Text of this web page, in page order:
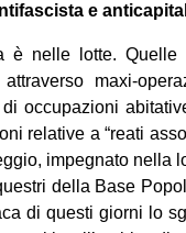
e
è nelle lotte.
maxi-
occupazioni
relative a “reati
impegnato nella
della Base
di questi giorni lo